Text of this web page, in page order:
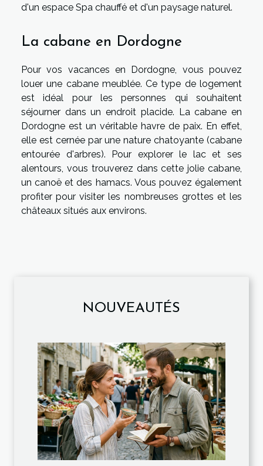
d'un espace Spa chauffé et d'un paysage naturel.
La cabane en Dordogne
Pour vos vacances en Dordogne, vous pouvez
louer une cabane meublée. Ce type de logement
est idéal pour les personnes qui souhaitent
séjourner dans un endroit placide. La cabane en
Dordogne est un véritable havre de paix. En effet,
elle est cernée par une nature chatoyante (cabane
entourée d'arbres). Pour explorer le lac et ses
alentours, vous trouverez dans cette jolie cabane,
un canoë et des hamacs. Vous pouvez également
profiter pour visiter les nombreuses grottes et les
châteaux situés aux environs.
NOUVEAUTÉS